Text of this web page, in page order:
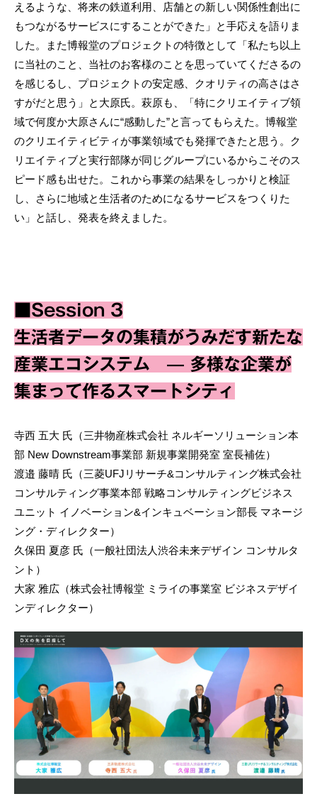
えるような、将来の鉄道利用、店舗との新しい関係性創出に
もつながるサービスにすることができた」と手応えを語りま
した。また博報堂のプロジェクトの特徴として「私たち以上
に当社のこと、当社のお客様のことを思っていてくださるの
を感じるし、プロジェクトの安定感、クオリティの高さはさ
すがだと思う」と大原氏。萩原も、「特にクリエイティブ領
域で何度か大原さんに“感動した”と言ってもらえた。博報堂
のクリエイティビティが事業領域でも発揮できたと思う。ク
リエイティブと実行部隊が同じグループにいるからこそのス
ピード感も出せた。これから事業の結果をしっかりと検証
し、さらに地域と生活者のためになるサービスをつくりた
い」と話し、発表を終えました。
■Session 3
生活者データの集積がうみだす新たな
産業エコシステム — 多様な企業が
集まって作るスマートシティ
寺西 五大 氏（三井物産株式会社 ネルギーソリューション本
部 New Downstream事業部 新規事業開発室 室長補佐）
渡邉 藤晴 氏（三菱UFJリサーチ&コンサルティング株式会社
コンサルティング事業本部 戦略コンサルティングビジネス
ユニット イノベーション&インキュベーション部長 マネージ
ング・ディレクター）
久保田 夏彦 氏（一般社団法人渋谷未来デザイン コンサルタ
ント）
大家 雅広（株式会社博報堂 ミライの事業室 ビジネスデザイ
ンディレクター）